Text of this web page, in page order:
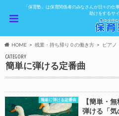
「保育塾」は保育関係者のみなさんが日々の
助けをするサ
HOME 残業・持ち帰り０の働き方 ピアノ
CATEGORY
簡単に弾ける定番曲
簡単に弾ける定番曲
【簡単・
弾ける「気